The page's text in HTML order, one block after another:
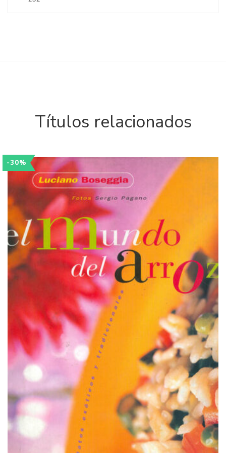
Títulos relacionados
-30%